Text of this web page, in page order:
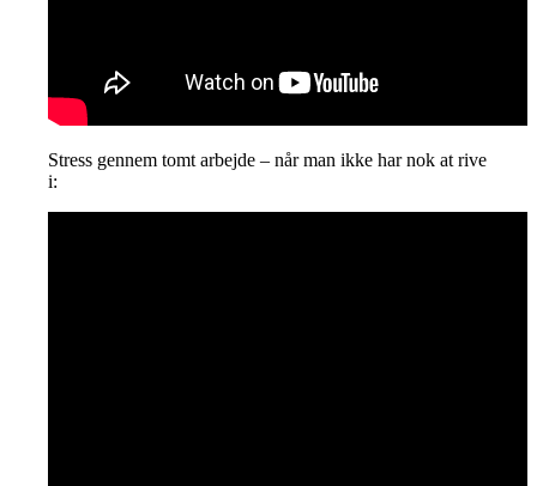
Stress gennem tomt arbejde – når man ikke har nok at rive
i: